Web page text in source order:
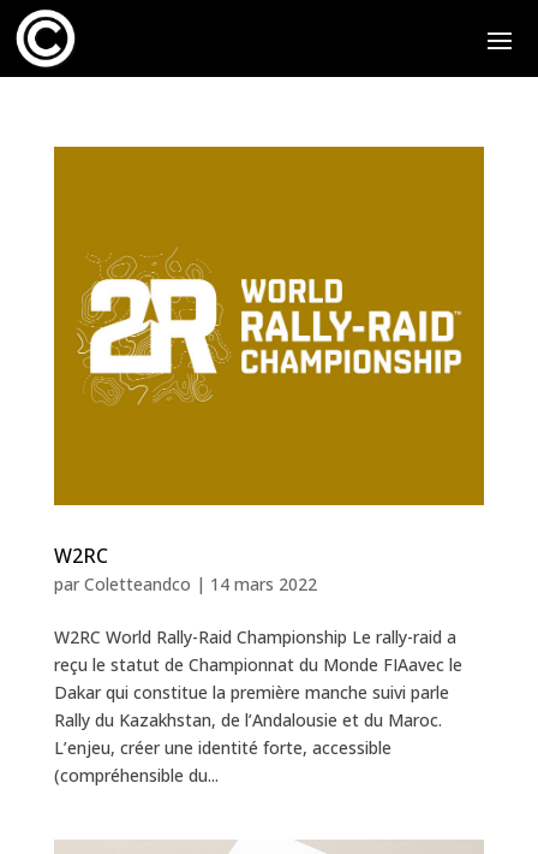
W2RC
par Coletteandco | 14 mars 2022
W2RC World Rally-Raid Championship Le rally-raid a
reçu le statut de Championnat du Monde FIAavec le
Dakar qui constitue la première manche suivi parle
Rally du Kazakhstan, de l’Andalousie et du Maroc.
L’enjeu, créer une identité forte, accessible
(compréhensible du...